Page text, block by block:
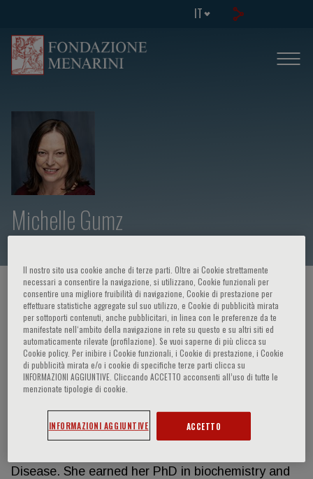
IT
Michelle Gumz
HOME PAGE / CORSI ED EVENTI / RELATORE
Michelle Gumz
and Aging at the University of Florida where she
also serves as an Associate Director for the Center
Disease. She earned her PhD in biochemistry and
Il nostro sito usa cookie anche di terze parti. Oltre ai Cookie strettamente
necessari a consentire la navigazione, si utilizzano, Cookie funzionali per
consentire una migliore fruibilità di navigazione, Cookie di prestazione per
effettuare statistiche aggregate sul suo utilizzo, e Cookie di pubblicità mirata
per sottoporti contenuti, anche pubblicitari, in linea con le preferenze da te
manifestate nell‘ambito della navigazione in rete su questo e su altri siti ed
automaticamente rilevate (profilazione). Se vuoi saperne di più clicca su
Cookie policy. Per inibire i Cookie funzionali, i Cookie di prestazione, i Cookie
di pubblicità mirata e/o i cookie di specifiche terze parti clicca su
INFORMAZIONI AGGIUNTIVE. Cliccando ACCETTO acconsenti all’uso di tutte le
menzionate tipologie di cookie.
INFORMAZIONI AGGIUNTIVE ACCETTO